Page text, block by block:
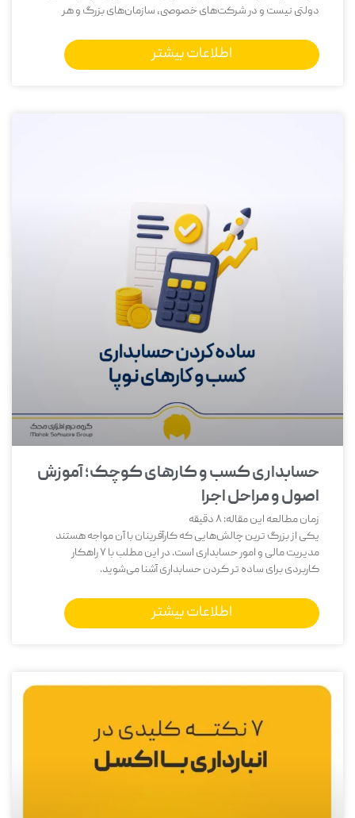
دولتی نیست و در شرکت‌های خصوصی، سازمان‌های بزرگ و هر
اطلاعات بیشتر
حسابداری کسب و کارهای کوچک؛ آموزش
اصول و مراحل اجرا
زمان مطالعه این مقاله:8دقیقه
یکی از بزرگ‌ ترین چالش‌هایی که کارآفرینان با آن مواجه هستند
مدیریت مالی و امور حسابداری است. در این مطلب با 7 راهکار
کاربردی برای ساده تر کردن حسابداری آشنا می‌شوید.
اطلاعات بیشتر